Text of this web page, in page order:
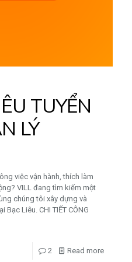
TUYỂN
LÝ
việc vận hành, thích làm
VILL đang tìm kiếm một
chúng tôi xây dựng và
Liêu. CHI TIẾT CÔNG
2 Read more